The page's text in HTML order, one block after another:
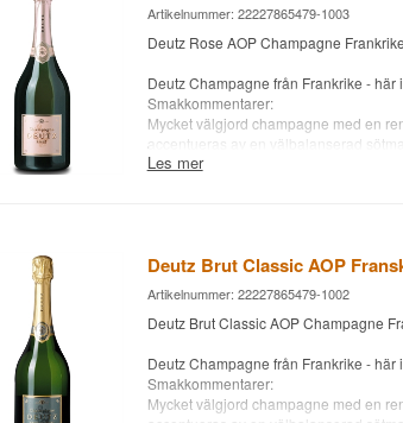
Alc. styrka: 12%
75 cl.
Artikelnummer: 22227865479-1003
Deutz Rose AOP Champagne
Deutz Champagne från Frankrike -
Smakkommentarer:
Mycket välgjord champagne med en
accentueras av en välbalanserad
Typ: Fransk Champagne
75 cl.
Les mer
Deutz Brut Classic AOP
Artikelnummer: 22227865479-1002
Deutz Brut Classic AOP Champagne
Deutz Champagne från Frankrike -
Smakkommentarer:
Mycket välgjord champagne med en